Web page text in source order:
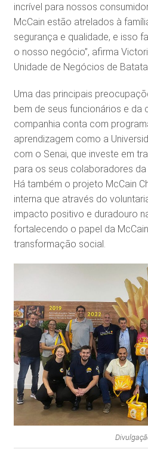
incrível para nossos
McCain estão atrelados à
segurança e qualidade, e isso
o nosso negócio”, afirma
Unidade de Negócios de
Uma das principais
bem de seus funcionários e da
companhia conta com
aprendizagem como a
com o Senai, que investe em
para os seus colaboradores da
Há também o projeto McCain
interna que através do
impacto positivo e duradouro
fortalecendo o papel da
transformação social.